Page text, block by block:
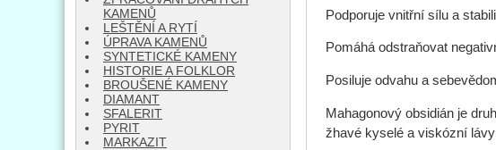
Podporuje vnitřní sílu a
Pomáhá odstraňovat
Posiluje odvahu a
Mahagonový obsidián je
žhavé kyselé a viskózní
KAMENŮ
LEŠTĚNÍ A RYTÍ
ÚPRAVA KAMENŮ
SYNTETICKÉ KAMENY
HISTORIE A FOLKLOR
BROUŠENÉ KAMENY
DIAMANT
SFALERIT
PYRIT
MARKAZIT